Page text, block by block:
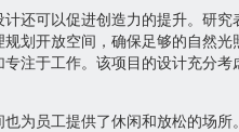
计还可以促进创造力的提升。研
划开放空间，确保足够的自然
专注于工作。该项目的设计充分
为员工提供了休闲和放松的场